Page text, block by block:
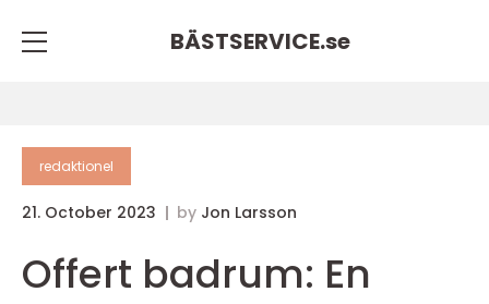
BÄSTSERVICE.se
redaktionel
21. October 2023 by Jon Larsson
Offert badrum: En